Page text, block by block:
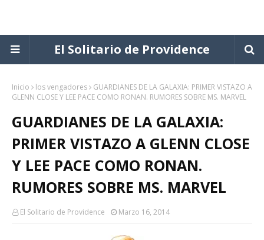
El Solitario de Providence
Inicio los vengadores
GUARDIANES DE LA GALAXIA: PRIMER VISTAZO A
GLENN CLOSE Y LEE PACE COMO RONAN. RUMORES SOBRE MS. MARVEL
GUARDIANES DE LA GALAXIA:
PRIMER VISTAZO A GLENN CLOSE
Y LEE PACE COMO RONAN.
RUMORES SOBRE MS. MARVEL
El Solitario de Providence Marzo 16, 2014